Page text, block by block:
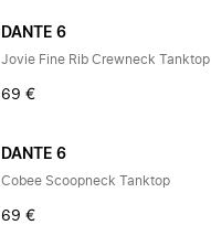
DANTE 6
Jovie Fine Rib Crewneck Tanktop
69 €
DANTE 6
Cobee Scoopneck Tanktop
69 €